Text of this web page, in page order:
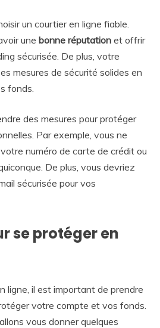
un courtier en ligne fiable.
une bonne réputation et offrir
sécurisée. De plus, votre
mesures de sécurité solides en
fonds.
des mesures pour protéger
Par exemple, vous ne
numéro de carte de crédit ou
De plus, vous devriez
sécurisée pour vos
se protéger en
ligne, il est important de prendre
votre compte et vos fonds.
vous donner quelques